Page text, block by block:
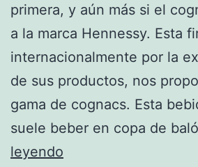
primera, y aún más si el
a la marca Hennessy. Esta
internacionalmente por la
de sus productos, nos
gama de cognacs. Esta
suele beber en copa de
leyendo